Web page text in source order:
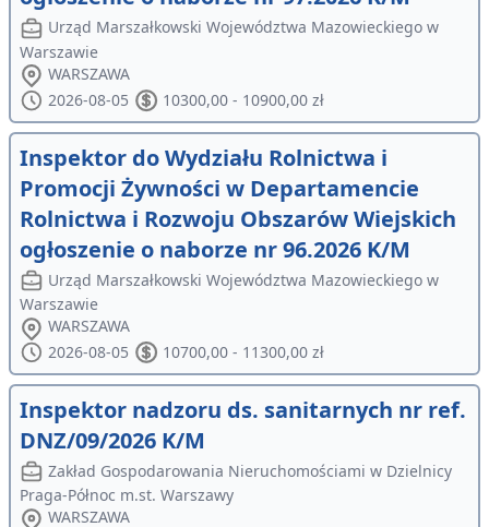
Urząd Marszałkowski Województwa Mazowieckiego w
Warszawie
WARSZAWA
2026-08-05
10300,00 - 10900,00 zł
Inspektor do Wydziału Rolnictwa i
Promocji Żywności w Departamencie
Rolnictwa i Rozwoju Obszarów Wiejskich
ogłoszenie o naborze nr 96.2026 K/M
Urząd Marszałkowski Województwa Mazowieckiego w
Warszawie
WARSZAWA
2026-08-05
10700,00 - 11300,00 zł
Inspektor nadzoru ds. sanitarnych nr ref.
DNZ/09/2026 K/M
Zakład Gospodarowania Nieruchomościami w Dzielnicy
Praga-Północ m.st. Warszawy
WARSZAWA